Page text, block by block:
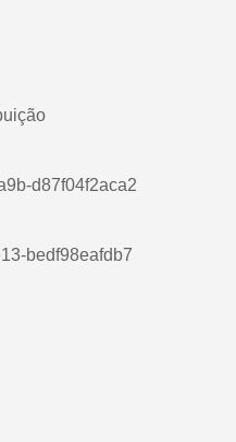
d87f04f2aca2
bedf98eafdb7